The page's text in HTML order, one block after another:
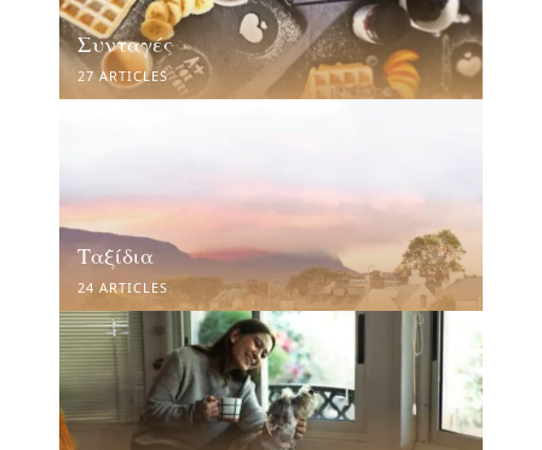
Συνταγές
27 ARTICLES
Ταξίδια
24 ARTICLES